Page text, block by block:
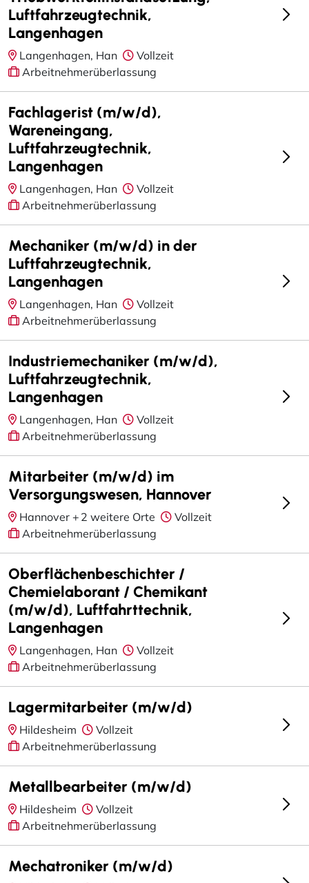
Luftfahrzeugtechnik,
Langenhagen
Langenhagen, Han
Vollzeit
Arbeitnehmerüberlassung
Fachlagerist (m/w/d),
Wareneingang,
Luftfahrzeugtechnik,
Langenhagen
Langenhagen, Han
Vollzeit
Arbeitnehmerüberlassung
Mechaniker (m/w/d) in der
Luftfahrzeugtechnik,
Langenhagen
Langenhagen, Han
Vollzeit
Arbeitnehmerüberlassung
Industriemechaniker (m/w/d),
Luftfahrzeugtechnik,
Langenhagen
Langenhagen, Han
Vollzeit
Arbeitnehmerüberlassung
Mitarbeiter (m/w/d) im
Versorgungswesen, Hannover
Hannover + 2 weitere Orte
Vollzeit
Arbeitnehmerüberlassung
Oberflächenbeschichter /
Chemielaborant / Chemikant
(m/w/d), Luftfahrttechnik,
Langenhagen
Langenhagen, Han
Vollzeit
Arbeitnehmerüberlassung
Lagermitarbeiter (m/w/d)
Hildesheim
Vollzeit
Arbeitnehmerüberlassung
Metallbearbeiter (m/w/d)
Hildesheim
Vollzeit
Arbeitnehmerüberlassung
Mechatroniker (m/w/d)